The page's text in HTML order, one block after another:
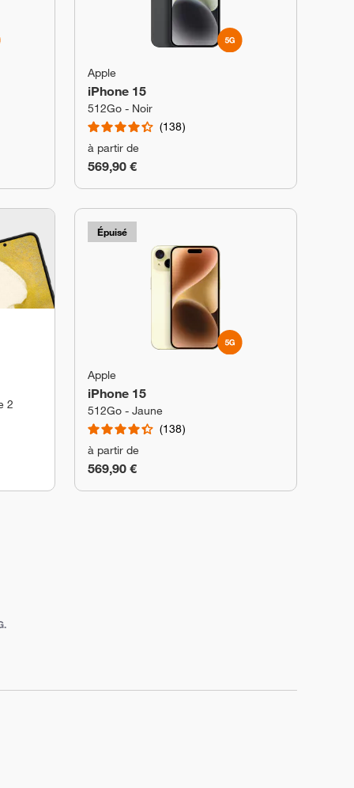
Apple
iPhone 15
512Go - Noir
138
à partir de
569,90 €
2
Épuisé
Apple
iPhone 15
512Go - Jaune
138
à partir de
569,90 €